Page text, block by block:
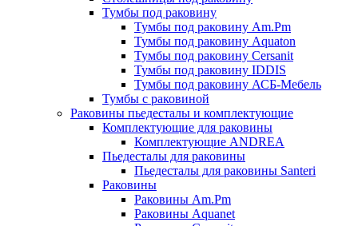
Тумбы под раковину
Тумбы под раковину Am.Pm
Тумбы под раковину Aquaton
Тумбы под раковину Cersanit
Тумбы под раковину IDDIS
Тумбы под раковину АСБ-Мебель
Тумбы с раковиной
Раковины пьедесталы и комплектующие
Комплектующие для раковины
Комплектующие ANDREA
Пьедесталы для раковины
Пьедесталы для раковины Santeri
Раковины
Раковины Am.Pm
Раковины Aquanet